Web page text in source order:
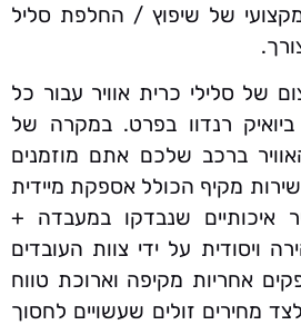
של שיפוץ / החלפת סליל
של סלילי כרית אוויר עבור כל
ביואיק רנדוו בפרט. במקרה של
ברכב שלכם אתם מוזמנים
מקיף הכולל אספקת מיידית
איכותיים שנבדקו במעבדה +
ויסודית על ידי צוות העובדים
אחריות מקיפה וארוכת טווח
מחירים זולים שעשויים לחסוך